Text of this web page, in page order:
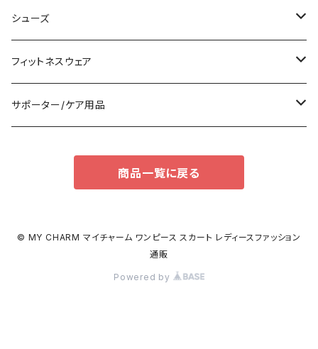
袖付き
ノースリーブ
パンツドレス
フォーマルバッグ
カジュアルバッグ
バックパック
その他
ショーツ
タンクトップ/キャミソール
半袖/5分
ペチコート/ペチパンツ
タンキニ
バンドゥビキニ
ワンピース
シューズ
スニーカー
ブーツ
その他
フィットネスウェア
セット販売
タイツ
サポーター/ケア用品
商品一覧に戻る
© MY CHARM マイチャーム ワンピース スカート レディースファッション
通販
Powered by